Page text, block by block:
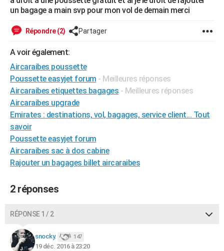
Mobiles
Meilleur smartphone
Internet
Ordinateurs
Jeux vidéo
Guide high-tech
+
Forum
Aménagement intérieur
Extérieur
Cuisine
Salle de bains
Jardinage
Rangement
WEEK-END
Guides de France
Escapades
Patrimoine
Expositions
Musées
Week-end nature
+LIFESTYLE
Art de vivre
Bien-être
Loisirs
Mode
Modes de vie
SANTE
Alimentation
Guide de la santé
Maladies
Médicaments
Sommeil
VOYAGE
Destinations
City break
Voyage nature
Voyage de noces
Forum
Climat
+PHOTO
GUIDES D'ACHAT
BONS PLANS
Dictionnaire
Biographies
Citations
Expressions
Proverbes
COPAINS D'AVANT
un bagage a main svp pour mon vol de demain merci
Répondre (2) Partager
A voir également:
Aircaraibes poussette
Poussette easyjet forum - Meilleures réponses
Aircaraibes etiquettes bagages - Meilleures réponses
Aircaraibes upgrade
Emirates : destinations, vol, bagages, service client... Tout
savoir
Poussette easyjet forum
Aircaraibes sac à dos cabine
Rajouter un bagages billet aircaraibes
2 réponses
RÉPONSE 1 / 2
snocky. 147
19 déc. 2016 à 23:20